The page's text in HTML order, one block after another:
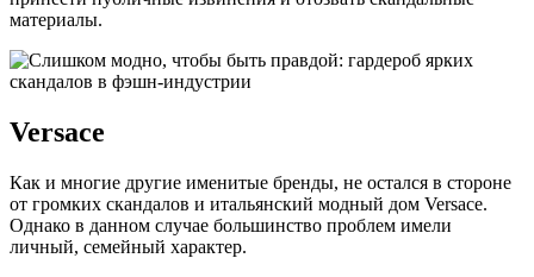
материалы.
Versace
Как и многие другие именитые бренды, не остался в стороне
от громких скандалов и итальянский модный дом Versace.
Однако в данном случае большинство проблем имели
личный, семейный характер.